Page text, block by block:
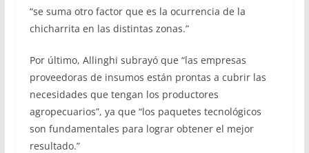
“se suma otro factor que es la ocurrencia de la
chicharrita en las distintas zonas.”
Por último, Allinghi subrayó que “las empresas
proveedoras de insumos están prontas a cubrir las
necesidades que tengan los productores
agropecuarios”, ya que “los paquetes tecnológicos
son fundamentales para lograr obtener el mejor
resultado.”